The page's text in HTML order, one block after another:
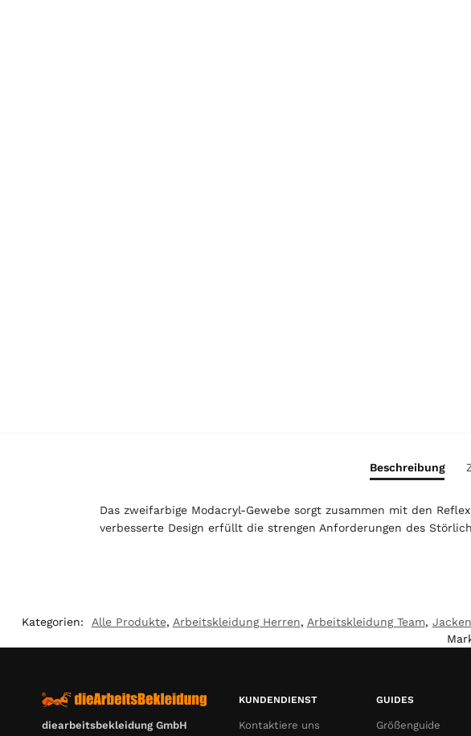
Beschreibung
Das zweifarbige Modacryl-Gewebe sorgt zusammen mit den
verbesserte Design erfüllt die strengen Anforderungen des
Kategorien:
Alle Produkte, Arbeitskleidung Herren, Arbeitskleidung Team, Jacken
diearbeitsbekleidung GmbH
KUNDENDIENST
Kontaktiere uns
GUIDES
Größenguide